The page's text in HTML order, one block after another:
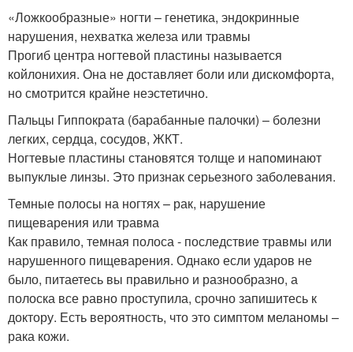
«Ложкообразные» ногти – генетика, эндокринные
нарушения, нехватка железа или травмы
Прогиб центра ногтевой пластины называется
койлонихия. Она не доставляет боли или дискомфорта,
но смотрится крайне неэстетично.
Пальцы Гиппократа (барабанные палочки) – болезни
легких, сердца, сосудов, ЖКТ.
Ногтевые пластины становятся толще и напоминают
выпуклые линзы. Это признак серьезного заболевания.
Темные полосы на ногтях – рак, нарушение
пищеварения или травма
Как правило, темная полоса - последствие травмы или
нарушенного пищеварения. Однако если ударов не
было, питаетесь вы правильно и разнообразно, а
полоска все равно проступила, срочно запишитесь к
доктору. Есть вероятность, что это симптом меланомы –
рака кожи.